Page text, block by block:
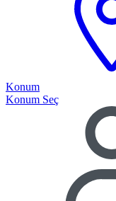
Konum
Konum Seç